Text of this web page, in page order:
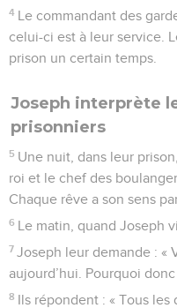
4 Le commandant des
celui-ci est à leur service.
prison un certain temps.
Joseph interprète
prisonniers
5 Une nuit, dans leur
roi et le chef des
Chaque rêve a son sens
6 Le matin, quand Joseph
7 Joseph leur demande : «
aujourd’hui. Pourquoi donc
8 Ils répondent : « Tous les